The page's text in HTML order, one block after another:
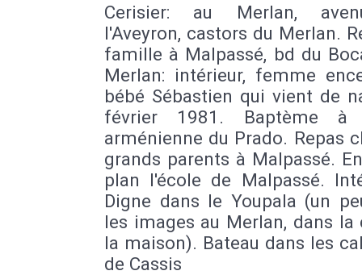
Cerisier: au Merlan,
l'Aveyron, castors du Merlan.
famille à Malpassé, bd du
Merlan: intérieur, femme
bébé Sébastien qui vient de
février 1981. Baptème à
arménienne du Prado. Repas
grands parents à Malpassé.
plan l'école de Malpassé.
Digne dans le Youpala (un
les images au Merlan, dans la
la maison). Bateau dans les
de Cassis